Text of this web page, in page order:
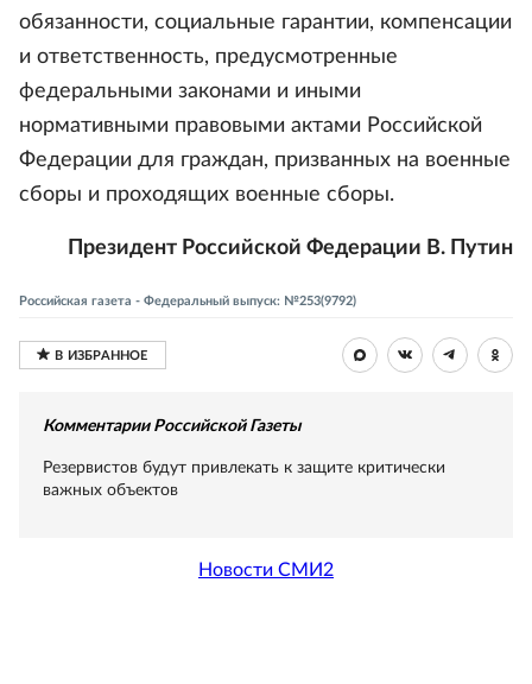
обязанности, социальные гарантии, компенсации
и ответственность, предусмотренные
федеральными законами и иными
нормативными правовыми актами Российской
Федерации для граждан, призванных на военные
сборы и проходящих военные сборы.
Президент Российской Федерации В. Путин
Российская газета - Федеральный выпуск: №253(9792)
Комментарии Российской Газеты
Резервистов будут привлекать к защите критически
важных объектов
Новости СМИ2